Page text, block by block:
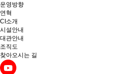
운영방향
연혁
CI소개
시설안내
대관안내
조직도
찾아오시는 길